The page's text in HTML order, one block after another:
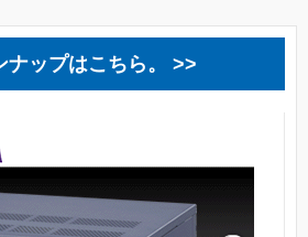
ナップはこちら。 >>